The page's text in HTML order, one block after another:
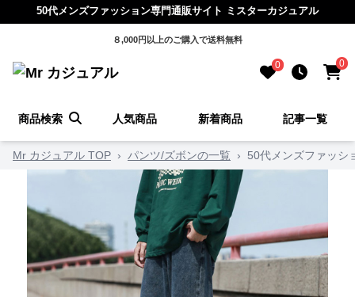
50代メンズファッション専門通販サイト ミスターカジュアル
８,000円以上のご購入で送料無料
0 0
商品検索 人気商品 新着商品 記事一覧
Mr カジュアル TOP › パンツ/ズボンの一覧 › 50代メンズファッシ